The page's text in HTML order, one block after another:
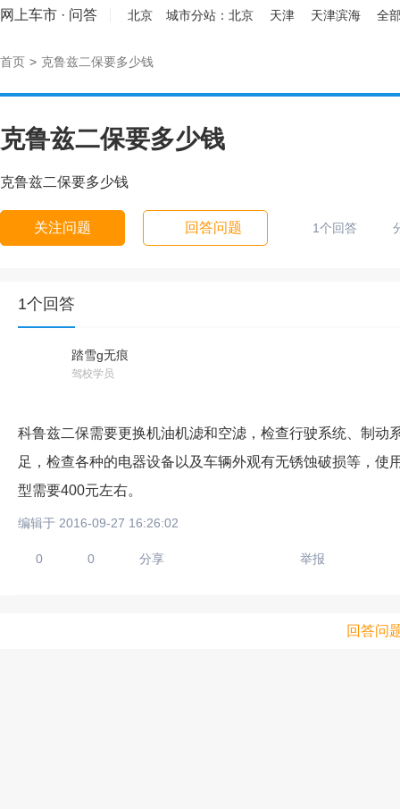
网上车市 · 问答 北京 城市分站： 北京 天津 天津滨海 全
首页 > 克鲁兹二保要多少钱
克鲁兹二保要多少钱
克鲁兹二保要多少钱
关注问题 回答问题 1个回答
1个回答
踏雪g无痕
驾校学员
科鲁兹二保需要更换机油机滤和空滤，检查行驶系统、制动
足，检查各种的电器设备以及车辆外观有无锈蚀破损等，
型需要400元左右。
编辑于 2016-09-27 16:26:02
0 0 分享 举报
回答问